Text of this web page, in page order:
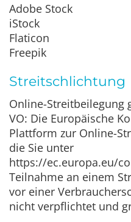
Adobe Stock
iStock
Flaticon
Freepik
Streitschlichtung
Online-Streitbeilegung
VO: Die Europäische
Plattform zur Online-
die Sie unter
https://ec.europa.eu/
Teilnahme an einem
vor einer
nicht verpflichtet und